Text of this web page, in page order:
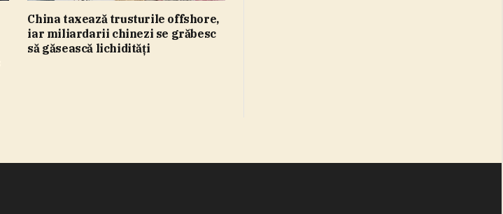
China taxează trusturile offshore,
iar miliardarii chinezi se grăbesc
să găsească lichidităţi